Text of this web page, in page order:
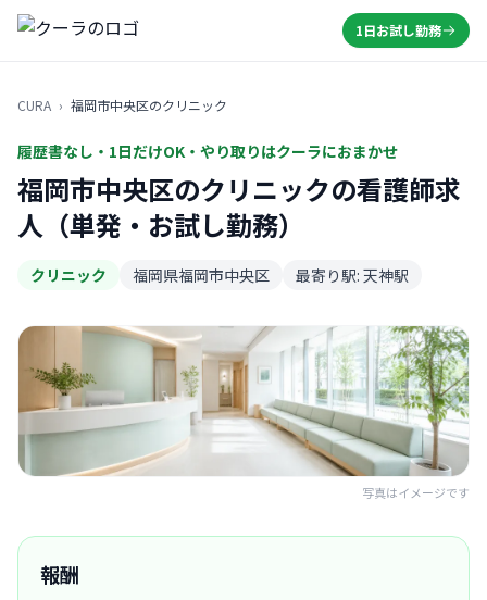
1日お試し勤務
CURA › 福岡市中央区のクリニック
履歴書なし・1日だけOK・やり取りはクーラにおまかせ
福岡市中央区のクリニックの看護師求
人（単発・お試し勤務）
クリニック 福岡県福岡市中央区 最寄り駅: 天神駅
写真はイメージです
報酬